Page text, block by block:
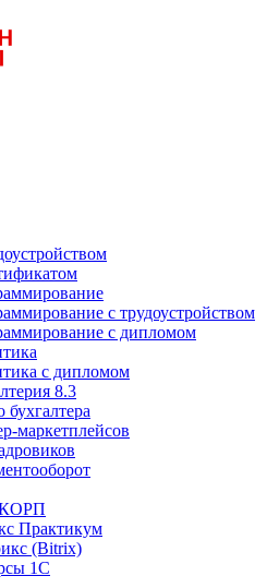
с трудоустройством
с дипломом
с дипломом
8.3
бухгалтера
маркетплейсов
КОРП
Практикум
(Bitrix)
1С